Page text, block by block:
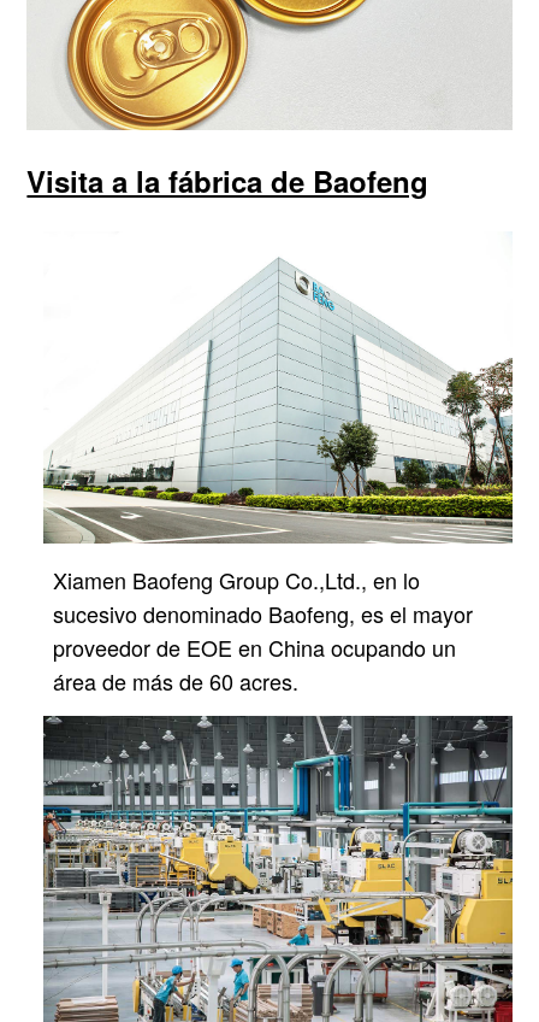
Visita a la fábrica de Baofeng
Xiamen Baofeng Group Co.,Ltd., en lo
sucesivo denominado Baofeng, es el mayor
proveedor de EOE en Chinaocupando un
área de más de 60 acres.